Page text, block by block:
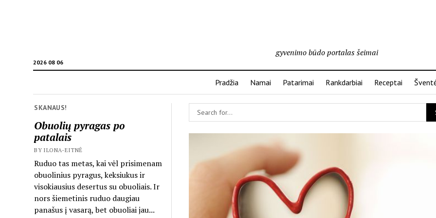
2026 08 06
gyvenimo būdo portalas šeimai
Pradžia Namai Patarimai Rankdarbiai Receptai
SKANAUS!
Obuolių pyragas po
patalais
BY ILONA-EITNĖ
Ruduo tas metas, kai vėl prisimenam
obuolinius pyragus, keksiukus ir
visokiausius desertus su obuoliais. Ir
nors šiemetinis ruduo daugiau
panašus į vasarą, bet obuoliai jau...